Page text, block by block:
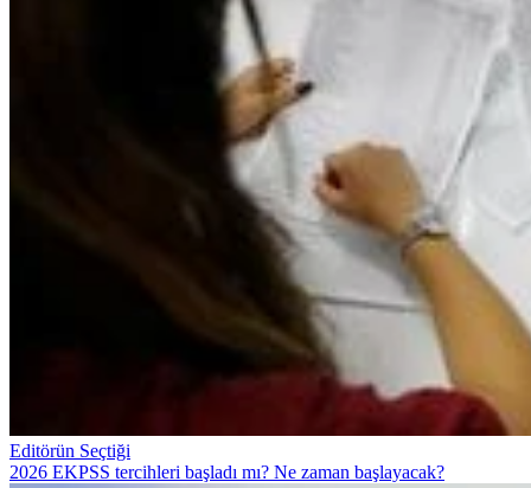
Editörün Seçtiği
2026 EKPSS tercihleri başladı mı? Ne zaman başlayacak?